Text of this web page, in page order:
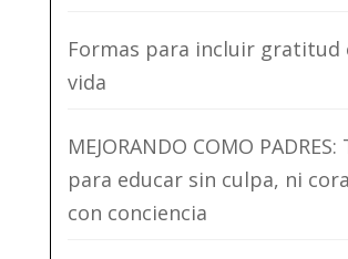
Formas para incluir gratitud
vida
MEJORANDO COMO PADRES:
para educar sin culpa, ni
con conciencia